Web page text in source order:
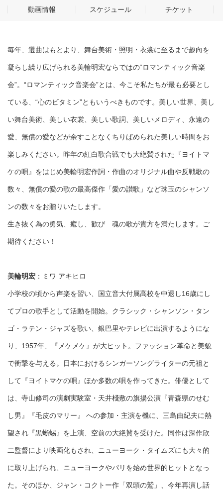
動画情報 スケジュール チケット
毎年、選曲はもとより、舞台美術・照明・衣裳に至るまで趣向を
凝らし繰り広げられる美輪明宏ならではの“ロマンティック音楽
会”。“ロマンティック音楽会”とは、今こそ私たちが最も必要とし
ている、“心のビタミン”ともいうべきものです。美しい世界、美し
い舞台美術、美しい衣裳、美しい歌詞、美しいメロディ、永遠の
愛、無償の愛などが余すことなくちりばめられた美しい時間をお
楽しみください。昨年の紅白歌合戦でも大絶賛された『ヨイトマ
ケの唄』をはじめ美輪明宏作詞・作曲のオリジナル曲や反戦歌の
数々、無償の愛の歌の最高傑作「愛の讃歌」など珠玉のシャンソ
ンの数々をお贈りいたします。
生き抜く為の勇気、癒し、歓び 魂の歌が貴方を満たします。ご
期待ください！
美輪明宏 ：ミワ アキヒロ
小学校の頃から声楽を習い、国立音大付属高校を中退し16歳にし
てプロの歌手として活動を開始。クラシック・シャンソン・タン
ゴ・ラテン・ジャズを歌い、銀巴里やテレビに出演するようにな
り、1957年、『メケメケ』が大ヒット。ファッション革命と美貌
で衝撃を与える。日本におけるシンガーソングライターの元祖と
して『ヨイトマケの唄』ほか多数の唄を作ってきた。俳優として
は、寺山修司の演劇実験室・天井棧敷の旗揚公演『青森県のせむ
し男』『毛皮のマリー』 への参加・主演を機に、三島由紀夫に熱
望され『黒蜥蜴』を上演、空前の大絶賛を受けた。同作は深作欣
二監督により映画化もされ、ニューヨーク・タイムズにも大々的
に取り上げられ、ニューヨークやパリを始め世界的ヒットとなっ
た。そのほか、ジャン・コクトー作「双頭の鷲」、今年再演し話